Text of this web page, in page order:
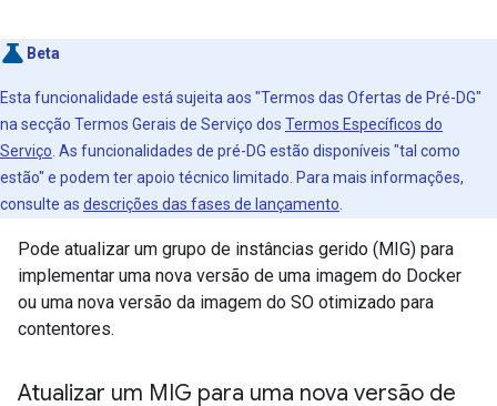
Beta
Esta funcionalidade está sujeita aos "Termos das Ofertas de Pré-DG"
na secção Termos Gerais de Serviço dos Termos Específicos do
Serviço . As funcionalidades de pré-DG estão disponíveis "tal como
estão" e podem ter apoio técnico limitado. Para mais informações,
consulte as descrições das fases de lançamento
Pode atualizar um grupo de instâncias gerido (MIG) para
implementar uma nova versão de uma imagem do Docker
ou uma nova versão da imagem do SO otimizado para
contentores.
Atualizar um MIG para uma nova versão de